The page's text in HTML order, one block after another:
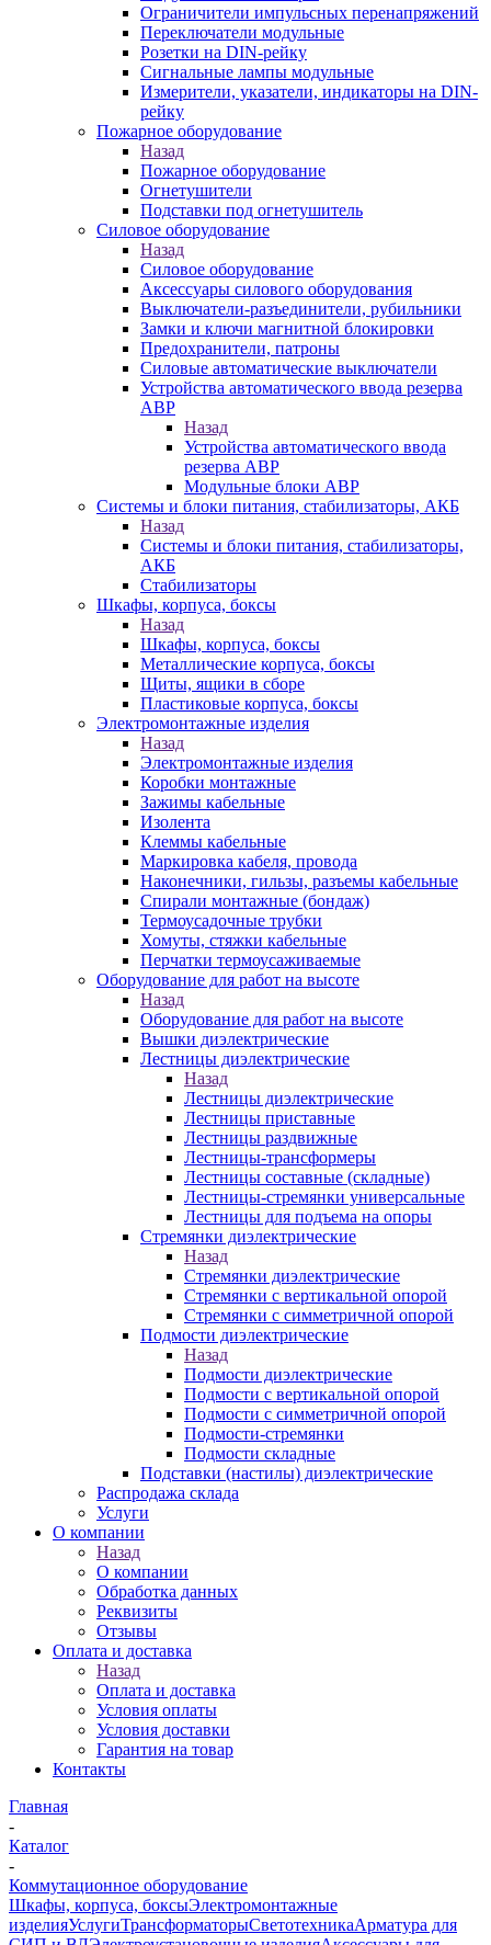
Ограничители импульсных перенапряжений
Переключатели модульные
Розетки на DIN-рейку
Сигнальные лампы модульные
Измерители, указатели, индикаторы на DIN-
рейку
Пожарное оборудование
Назад
Пожарное оборудование
Огнетушители
Подставки под огнетушитель
Силовое оборудование
Назад
Силовое оборудование
Аксессуары силового оборудования
Выключатели-разъединители, рубильники
Замки и ключи магнитной блокировки
Предохранители, патроны
Силовые автоматические выключатели
Устройства автоматического ввода резерва
АВР
Назад
Устройства автоматического ввода
резерва АВР
Модульные блоки АВР
Системы и блоки питания, стабилизаторы, АКБ
Назад
Системы и блоки питания, стабилизаторы,
АКБ
Стабилизаторы
Шкафы, корпуса, боксы
Назад
Шкафы, корпуса, боксы
Металлические корпуса, боксы
Щиты, ящики в сборе
Пластиковые корпуса, боксы
Электромонтажные изделия
Назад
Электромонтажные изделия
Коробки монтажные
Зажимы кабельные
Изолента
Клеммы кабельные
Маркировка кабеля, провода
Наконечники, гильзы, разъемы кабельные
Спирали монтажные (бондаж)
Термоусадочные трубки
Хомуты, стяжки кабельные
Перчатки термоусаживаемые
Оборудование для работ на высоте
Назад
Оборудование для работ на высоте
Вышки диэлектрические
Лестницы диэлектрические
Назад
Лестницы диэлектрические
Лестницы приставные
Лестницы раздвижные
Лестницы-трансформеры
Лестницы составные (складные)
Лестницы-стремянки универсальные
Лестницы для подъема на опоры
Стремянки диэлектрические
Назад
Стремянки диэлектрические
Стремянки с вертикальной опорой
Стремянки с симметричной опорой
Подмости диэлектрические
Назад
Подмости диэлектрические
Подмости с вертикальной опорой
Подмости с симметричной опорой
Подмости-стремянки
Подмости складные
Подставки (настилы) диэлектрические
Распродажа склада
Услуги
О компании
Назад
О компании
Обработка данных
Реквизиты
Отзывы
Оплата и доставка
Назад
Оплата и доставка
Условия оплаты
Условия доставки
Гарантия на товар
Контакты
Главная
-
Каталог
-
Коммутационное оборудование
Шкафы, корпуса, боксыЭлектромонтажные
изделияУслугиТрансформаторыСветотехникаАрматура для